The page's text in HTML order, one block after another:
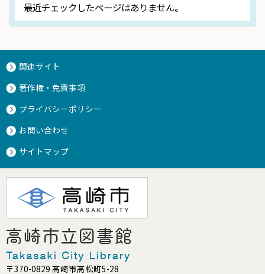
最近チェックしたページはありません。
関連サイト
著作権・免責事項
プライバシーポリシー
お問い合わせ
サイトマップ
〒370-0829 高崎市高松町5-28